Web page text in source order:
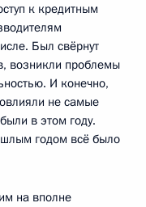
к кредитным
Был свёрнут
возникли проблемы
И конечно,
не самые
в этом году.
годом всё было
на вполне